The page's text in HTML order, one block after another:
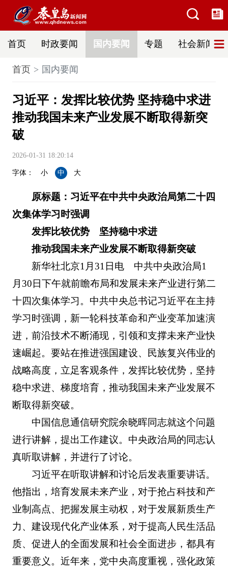
首页 时政要闻 国内要闻 专题 社会新闻
首页 国内要闻
习近平：发挥比较优势 坚持稳中求进
推动我国未来产业发展不断取得新突
破
2026-01-31 18:20:14
字体： 小 中 大
原标题：习近平在中共中央政治局第二十四
次集体学习时强调
发挥比较优势 坚持稳中求进
推动我国未来产业发展不断取得新突破
新华社北京1月31日电 中共中央政治局1
月30日下午就前瞻布局和发展未来产业进行第二
十四次集体学习。中共中央总书记习近平在主持
学习时强调，新一轮科技革命和产业变革加速演
进，前沿技术不断涌现，引领和支撑未来产业快
速崛起。要站在推进强国建设、民族复兴伟业的
战略高度，立足客观条件，发挥比较优势，坚持
稳中求进、梯度培育，推动我国未来产业发展不
断取得新突破。
中国信息通信研究院余晓晖同志就这个问题
进行讲解，提出工作建议。中央政治局的同志认
真听取讲解，并进行了讨论。
习近平在听取讲解和讨论后发表重要讲话。
他指出，培育发展未来产业，对于抢占科技和产
业制高点、把握发展主动权，对于发展新质生产
力、建设现代化产业体系，对于提高人民生活品
质、促进人的全面发展和社会全面进步，都具有
重要意义。近年来，党中央高度重视，强化政策